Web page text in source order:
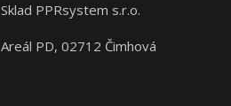
Sklad PPRsystem s.r.o.
Areál PD, 02712 Čimhová